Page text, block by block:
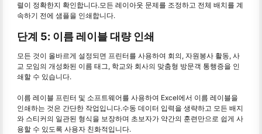
렬이 정확한지 확인합니다.모든 레이아웃 문제를 조정하고 전체 배치를 계
속하기 전에 샘플을 인쇄합니다.
단계 5: 이름 레이블 대량 인쇄
모든 것이 올바르게 설정되면 프린터를 사용하여 회의, 자원봉사 활동, 사
교 모임의 개성화된 이름 태그, 학교와 회사의 맞춤형 방문객 통행증을 인
쇄할 수 있습니다.
이름 레이블 프린터 및 소프트웨어를 사용하여 Excel에서 이름 레이블을
인쇄하는 것은 간단한 작업입니다.수동 데이터 입력을 생략하고 모든 배지
와 스티커의 일관된 형식을 보장하며 초보자가 약간의 훈련만으로 쉽게 사
용할 수 있도록 사용자 친화적입니다.